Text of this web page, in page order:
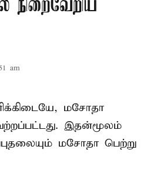
நிறைவேறிய
am
மசோதா
இதன்மூலம்
மசோதா பெற்று